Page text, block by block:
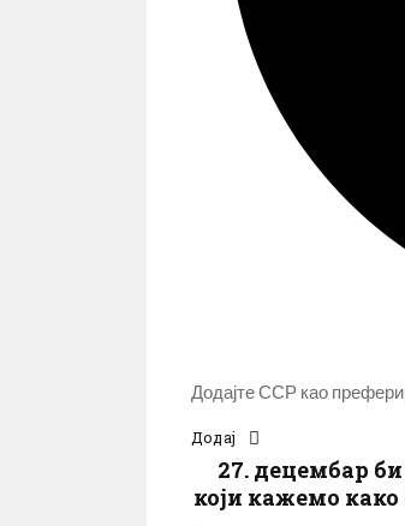
Додајте ССР као
Додај
27. децембар
који кажемо